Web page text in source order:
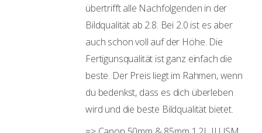
übertrifft alle Nachfolgenden in der
Bildqualität ab 2.8. Bei 2.0 ist es aber
auch schon voll auf der Höhe. Die
Fertigunsqualität ist ganz einfach die
beste. Der Preis liegt im Rahmen, wenn
du bedenkst, dass es dich überleben
wird und die beste Bildqualität bietet.